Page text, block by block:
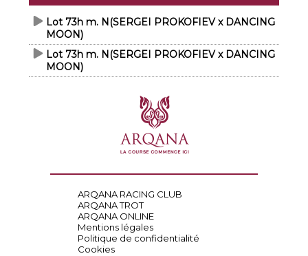
Lot 73h m. N(SERGEI PROKOFIEV x DANCING
MOON)
Lot 73h m. N(SERGEI PROKOFIEV x DANCING
MOON)
ARQANA RACING CLUB
ARQANA TROT
ARQANA ONLINE
Mentions légales
Politique de confidentialité
Cookies